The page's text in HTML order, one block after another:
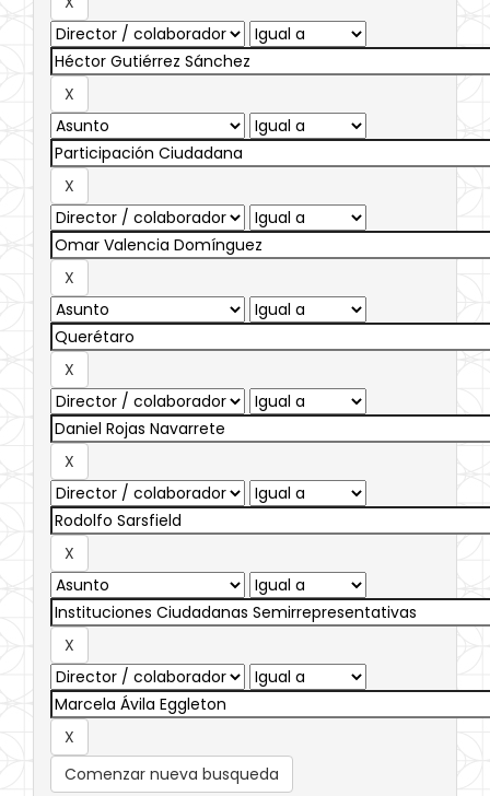
Comenzar nueva busqueda